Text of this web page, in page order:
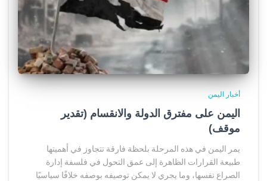
أخبار اليمن
اليمن على مفترق الدولة والانقسام (تقدير
موقف)
يمر اليمن في هذه المرحلة بلحظة فارقة تتجاوز في أهميتها
طبيعة القرارات الظاهرة إلى عمق التحول في فلسفة إدارة
الصراع نفسها، وما يجري لا يمكن توصيفه بوصفه خلافًا سياسيًا